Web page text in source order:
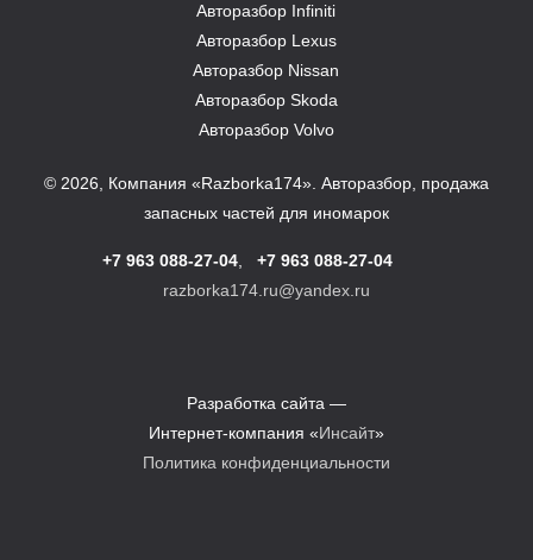
Авторазбор Infiniti
Авторазбор Lexus
Авторазбор Nissan
Авторазбор Skoda
Авторазбор Volvo
© 2026, Компания «Razborka174». Авторазбор, продажа
запасных частей для иномарок
+7 963 088-27-04, +7 963 088-27-04
razborka174.ru@yandex.ru
Разработка сайта —
Интернет-компания «Инсайт»
Политика конфиденциальности